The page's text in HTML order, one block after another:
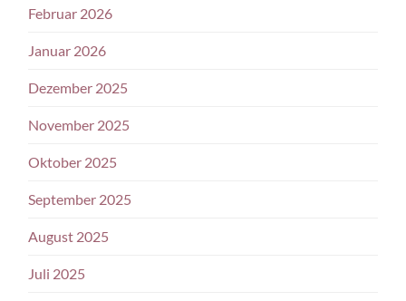
Februar 2026
Januar 2026
Dezember 2025
November 2025
Oktober 2025
September 2025
August 2025
Juli 2025